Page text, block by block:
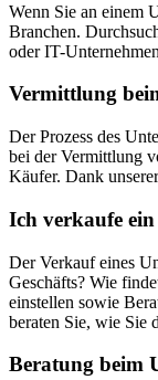
Wenn Sie an einem
Branchen.
oder IT-
Vermittlung
Der Prozess des
bei der Vermittlung
Käufer. Dank
Ich verkaufe
Der Verkauf eines
Geschäfts? Wie
einstellen sowie
beraten Sie, wie Sie
Beratung beim